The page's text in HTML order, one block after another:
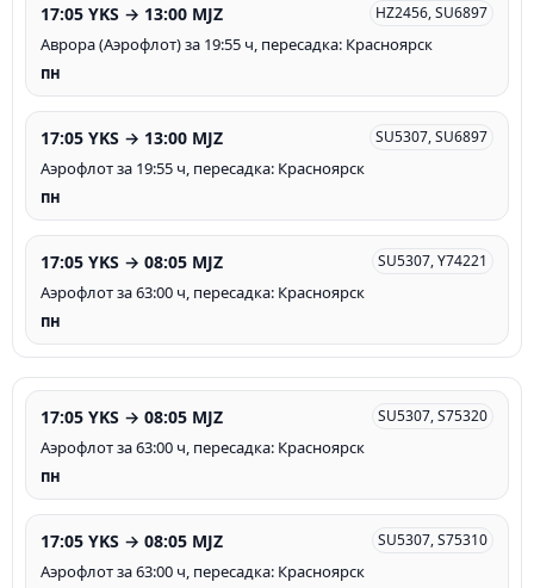
17:05 YKS → 13:00 MJZ HZ2456, SU6897
Аврора (Аэрофлот) за 19:55 ч, пересадка: Красноярск
пн
17:05 YKS → 13:00 MJZ SU5307, SU6897
Аэрофлот за 19:55 ч, пересадка: Красноярск
пн
17:05 YKS → 08:05 MJZ SU5307, Y74221
Аэрофлот за 63:00 ч, пересадка: Красноярск
пн
17:05 YKS → 08:05 MJZ SU5307, S75320
Аэрофлот за 63:00 ч, пересадка: Красноярск
пн
17:05 YKS → 08:05 MJZ SU5307, S75310
Аэрофлот за 63:00 ч, пересадка: Красноярск